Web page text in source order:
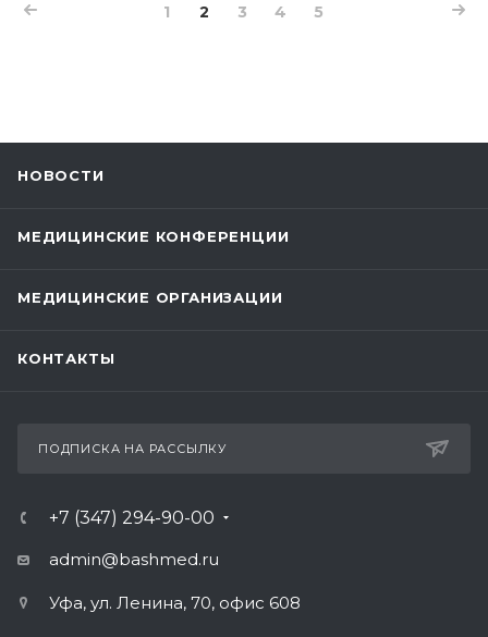
1 2 3 4 5
НОВОСТИ
МЕДИЦИНСКИЕ КОНФЕРЕНЦИИ
МЕДИЦИНСКИЕ ОРГАНИЗАЦИИ
КОНТАКТЫ
ПОДПИСКА НА РАССЫЛКУ
+7 (347) 294-90-00
admin@bashmed.ru
Уфа, ул. Ленина, 70, офис 608